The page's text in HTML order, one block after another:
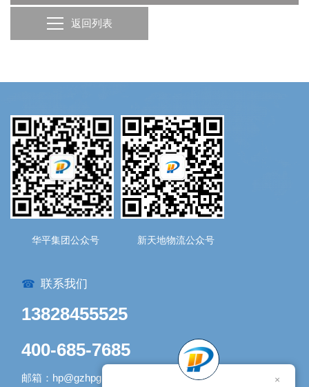
返回列表
华平集团公众号 新天地物流公众号
☎ 联系我们
13828455525
400-685-7685
邮箱：hp@gzhpgroup.com ×